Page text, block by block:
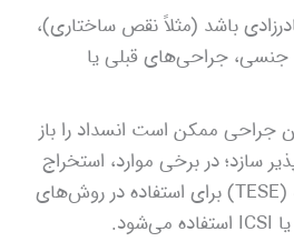
باشد (مثلاً نقص ساختاری)،
جنسی، جراحی‌های قبلی یا
جراحی ممکن است انسداد را باز
سازد؛ در برخی موارد، استخراج
اسپرم مستقیم از بیضه (TESE) برای استفاده در روش‌های